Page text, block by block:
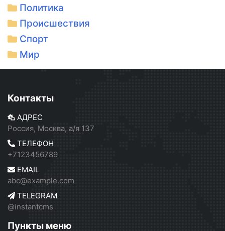
Политика
Происшествия
Спорт
Мир
Контакты
АДРЕС
Россия, Москва, а/я 137
ТЕЛЕФОН
+7123456789
EMAIL
abc@example.com
TELEGRAM
@instantcms
Пункты меню